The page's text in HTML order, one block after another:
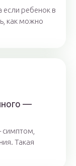
ребенок в
как можно
—
симптом,
Такая